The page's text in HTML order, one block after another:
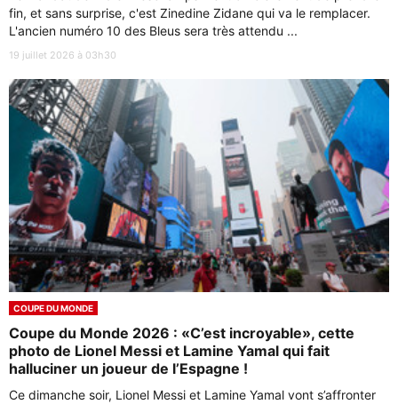
fin, et sans surprise, c'est Zinedine Zidane qui va le remplacer.
L'ancien numéro 10 des Bleus sera très attendu ...
19 juillet 2026 à 03h30
COUPE DU MONDE
Coupe du Monde 2026 : «C’est incroyable», cette
photo de Lionel Messi et Lamine Yamal qui fait
halluciner un joueur de l’Espagne !
Ce dimanche soir, Lionel Messi et Lamine Yamal vont s’affronter